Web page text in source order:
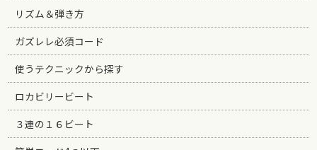
リズム＆弾き方
ガズレレ必須コード
使うテクニックから探す
ロカビリービート
３連の１６ビート